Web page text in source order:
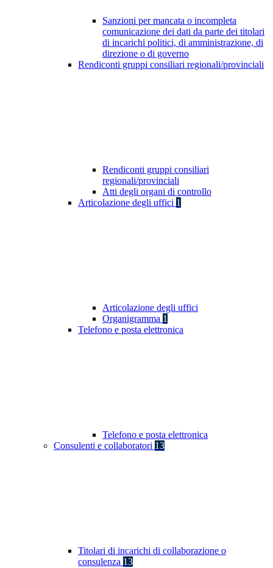
Sanzioni per mancata o incompleta
comunicazione dei dati da parte dei titolari
di incarichi politici, di amministrazione, di
direzione o di governo
Rendiconti gruppi consiliari regionali/provinciali
Rendiconti gruppi consiliari
regionali/provinciali
Atti degli organi di controllo
Articolazione degli uffici 1
Articolazione degli uffici
Organigramma 1
Telefono e posta elettronica
Telefono e posta elettronica
Consulenti e collaboratori 13
Titolari di incarichi di collaborazione o
consulenza 13